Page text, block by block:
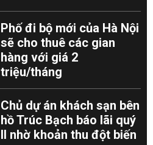
Phố đi bộ mới của Hà Nội
sẽ cho thuê các gian
hàng với giá 2
triệu/tháng
Chủ dự án khách sạn bên
hồ Trúc Bạch báo lãi quý
II nhờ khoản thu đột biến